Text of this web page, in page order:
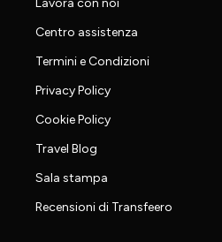
Centro assistenza
Termini e Condizioni
Privacy Policy
Cookie Policy
Travel Blog
Sala stampa
Recensioni di Transfeero